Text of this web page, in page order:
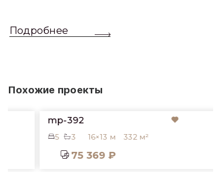
обычный одинарный кирпич. Размер блоков различен
Подробнее
Похожие проекты
mp-392
3 16×13 м 332 м²
75 369 ₽